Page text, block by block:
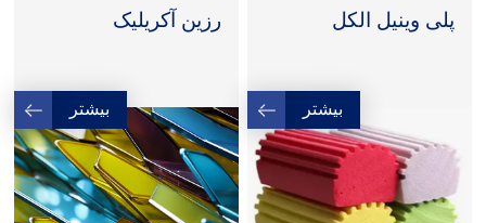
پلی وینیل الکل
بیشتر
رزین آکریلیک
بیشتر